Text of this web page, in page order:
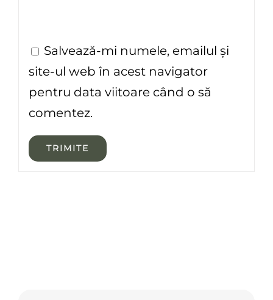
Salvează-mi numele, emailul și
site-ul web în acest navigator
pentru data viitoare când o să
comentez.